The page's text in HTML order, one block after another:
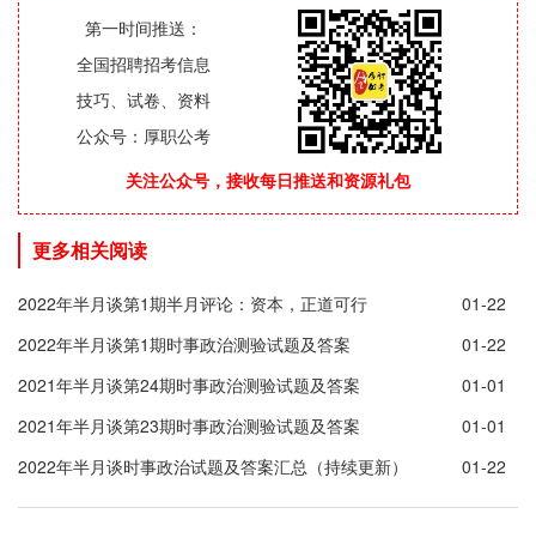
第一时间推送：
全国招聘招考信息
技巧、试卷、资料
公众号：厚职公考
关注公众号，接收每日推送和资源礼包
更多相关阅读
2022年半月谈第1期半月评论：资本，正道可行
01-22
2022年半月谈第1期时事政治测验试题及答案
01-22
2021年半月谈第24期时事政治测验试题及答案
01-01
2021年半月谈第23期时事政治测验试题及答案
01-01
2022年半月谈时事政治试题及答案汇总（持续更新）
01-22